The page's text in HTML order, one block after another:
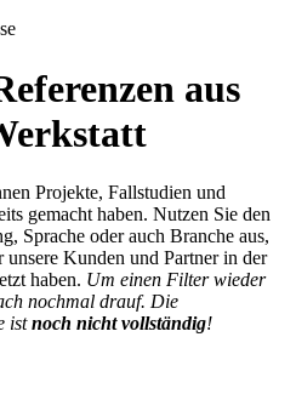
aus
Projekte, Fallstudien und
gemacht haben. Nutzen Sie den
Sprache oder auch Branche aus,
Kunden und Partner in der
haben. Um einen Filter wieder
nochmal drauf. Die
istnoch nicht vollständig!